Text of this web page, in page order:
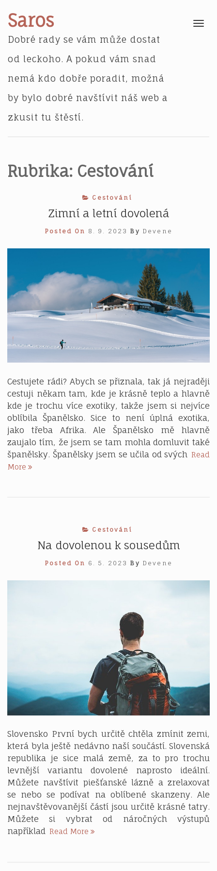
content
Saros
Dobré rady se vám může dostat
od leckoho. A pokud vám snad
nemá kdo dobře poradit, možná
by bylo dobré navštívit náš web a
zkusit tu štěstí.
Toggle
Rubrika: Cestování
Cestování
Zimní a letní dovolená
Posted On 8. 9. 2023 By Devene
Cestujete rádi? Abych se přiznala, tak já nejraději
cestuji někam tam, kde je krásně teplo a hlavně
kde je trochu více exotiky, takže jsem si nejvíce
oblíbila Španělsko. Sice to není úplná exotika,
jako třeba Afrika. Ale Španělsko mě hlavně
zaujalo tím, že jsem se tam mohla domluvit také
španělsky. Španělsky jsem se učila od svých Read
More Zimní
Cestování
Na dovolenou k sousedům
Posted On 6. 5. 2023 By Devene
Slovensko První bych určitě chtěla zmínit zemi,
která byla ještě nedávno naší součástí. Slovenská
republika je sice malá země, za to pro trochu
levnější variantu dovolené naprosto ideální.
Můžete navštívit piešťanské lázně a zrelaxovat
se nebo se podívat na oblíbené skanzeny. Ale
nejnavštěvovanější částí jsou určitě krásné tatry.
Můžete si vybrat od náročných výstupů
například Read More Na